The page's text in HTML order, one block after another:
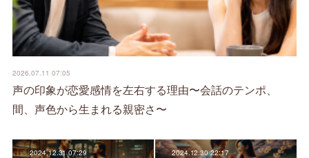
2026.07.11 07:05
声の印象が恋愛感情を左右する理由〜会話のテンポ、
間、声色から生まれる親密さ〜
2024.12.31 07:29 2024.12.30 22:17